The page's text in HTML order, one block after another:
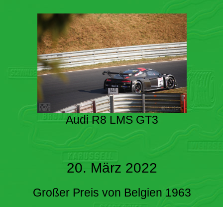
Audi R8 LMS GT3
20. März 2022
Großer Preis von Belgien 1963